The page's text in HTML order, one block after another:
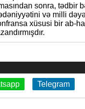
sonra, tədbir
və milli
xüsusi bir ab-
Telegram